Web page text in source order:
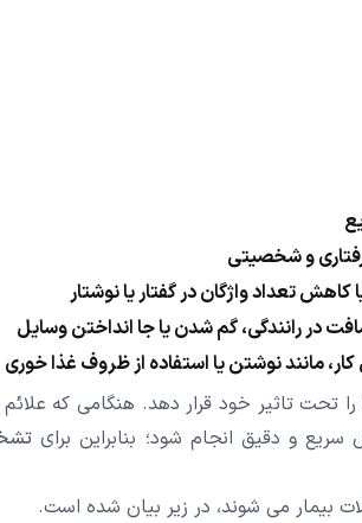
و شخصیتی
تعداد واژگان در گفتار یا نوشتار
در رانندگی، گم شدن یا جا انداختن وسایل
مانند نوشتن یا استفاده از ظروف غذا خوری
را تحت تاثیر خود قرار دهد. هنگامی که
و دقیق انجام شود‌؛ بنابراین برای
بیمار می شوند، در زیر بیان شده است.